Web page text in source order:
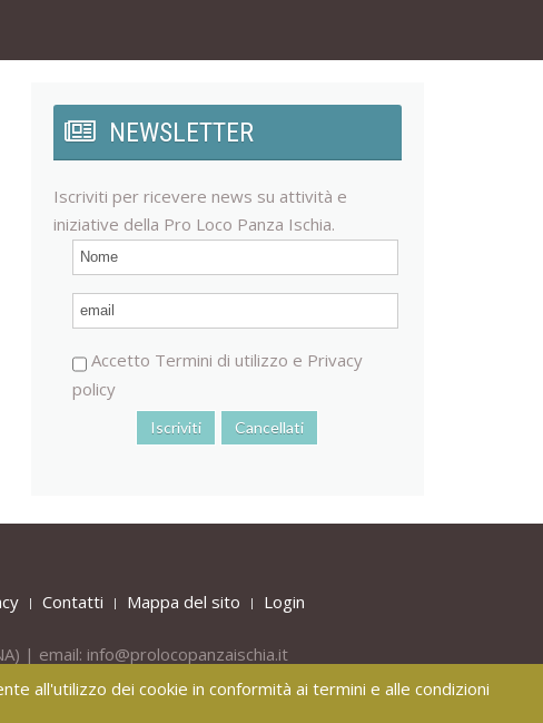
NEWSLETTER
Iscriviti per ricevere news su attività e
iniziative della Pro Loco Panza Ischia.
Accetto Termini di utilizzo e Privacy
policy
Contatti Mappa del sito Login
| email: info@prolocopanzaischia.it
all'utilizzo dei cookie in conformità ai termini e alle condizioni